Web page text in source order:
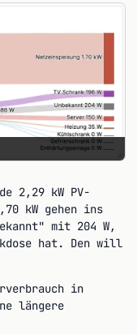
2,29 kW PV-
kW gehen ins
mit 204 W,
hat. Den will
in
längere